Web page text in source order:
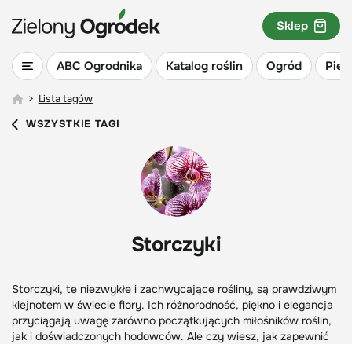
ABC Ogrodnika Katalog roślin Ogród
Sklep
> Lista tagów
WSZYSTKIE TAGI
Storczyki
Storczyki, te niezwykłe i zachwycające rośliny, są prawdziwym
klejnotem w świecie flory. Ich różnorodność, piękno i elegancja
przyciągają uwagę zarówno początkujących miłośników roślin,
jak i doświadczonych hodowców. Ale czy wiesz, jak zapewnić